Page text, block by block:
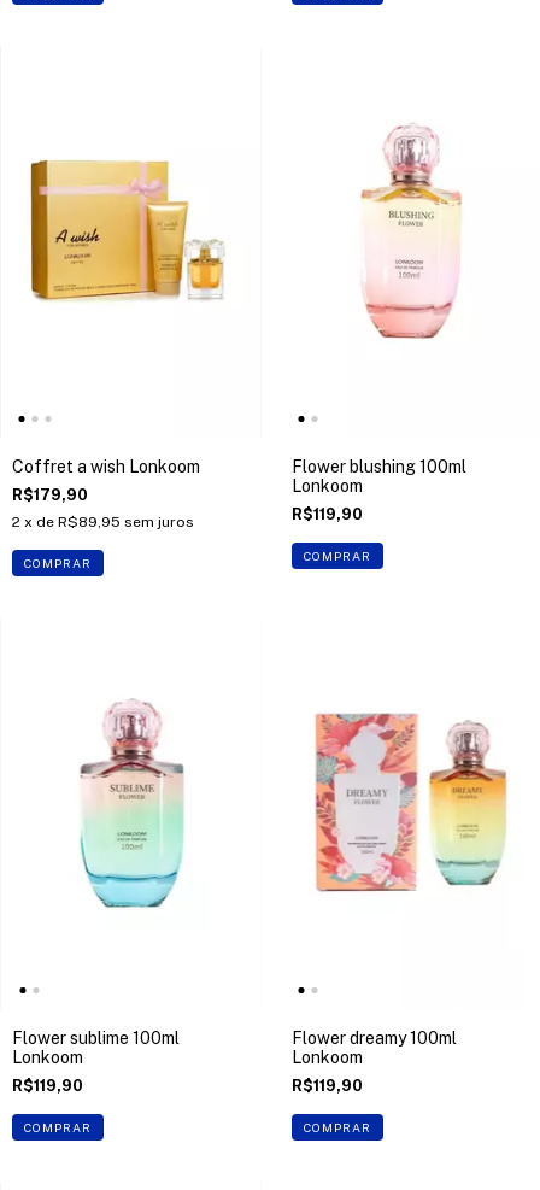
Coffret a wish Lonkoom
R$179,90
2 x de R$89,95 sem juros
COMPRAR
Flower blushing 100ml
Lonkoom
R$119,90
COMPRAR
Flower sublime 100ml
Lonkoom
R$119,90
COMPRAR
Flower dreamy 100ml
Lonkoom
R$119,90
COMPRAR